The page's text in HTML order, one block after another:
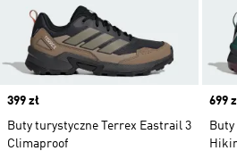
Price
399 zł
Buty turystyczne Terrex Eastrail 3
Climaproof
699
Buty